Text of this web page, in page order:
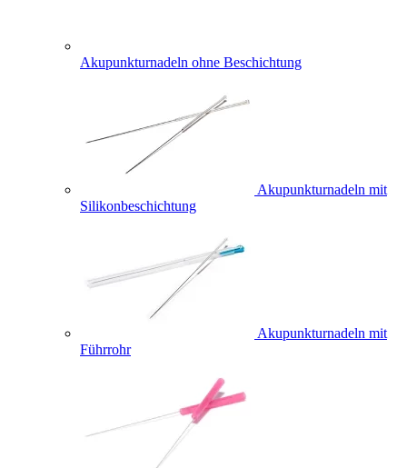
Akupunkturnadeln ohne Beschichtung
Akupunkturnadeln mit
Silikonbeschichtung
Akupunkturnadeln mit
Führrohr